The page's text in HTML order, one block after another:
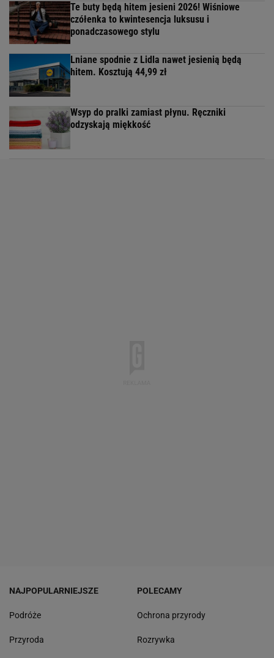
Te buty będą hitem jesieni 2026! Wiśniowe
czółenka to kwintesencja luksusu i
ponadczasowego stylu
Lniane spodnie z Lidla nawet jesienią będą
hitem. Kosztują 44,99 zł
Wsyp do pralki zamiast płynu. Ręczniki
odzyskają miękkość
NAJPOPULARNIEJSZE
Podróże
Przyroda
POLECAMY
Ochrona przyrody
Rozrywka